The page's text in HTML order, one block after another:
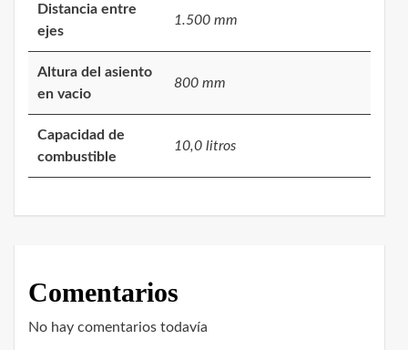
Distancia entre
ejes
1.500 mm
Altura del asiento
en vacio
800 mm
Capacidad de
combustible
10,0 litros
Comentarios
No hay comentarios todavía